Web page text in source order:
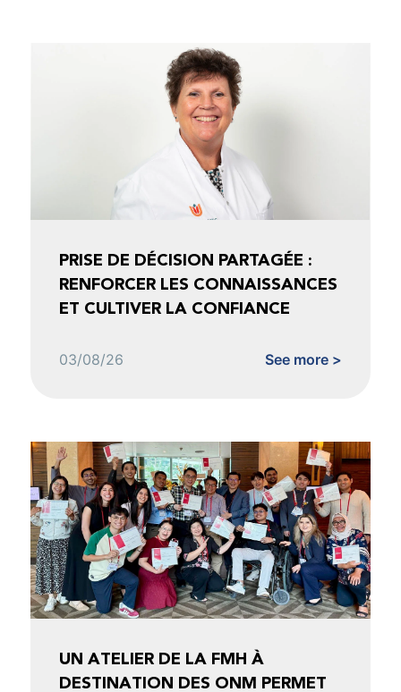
PRISE DE DÉCISION PARTAGÉE :
RENFORCER LES CONNAISSANCES
ET CULTIVER LA CONFIANCE
03/08/26 See more >
UN ATELIER DE LA FMH À
DESTINATION DES ONM PERMET